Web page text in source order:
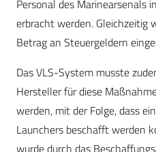
Personal des Marinearsenals
erbracht werden. Gleichzeitig
Betrag an Steuergeldern
Das VLS-System musste
Hersteller für diese
werden, mit der Folge, dass
Launchers beschafft werden
wurde durch das